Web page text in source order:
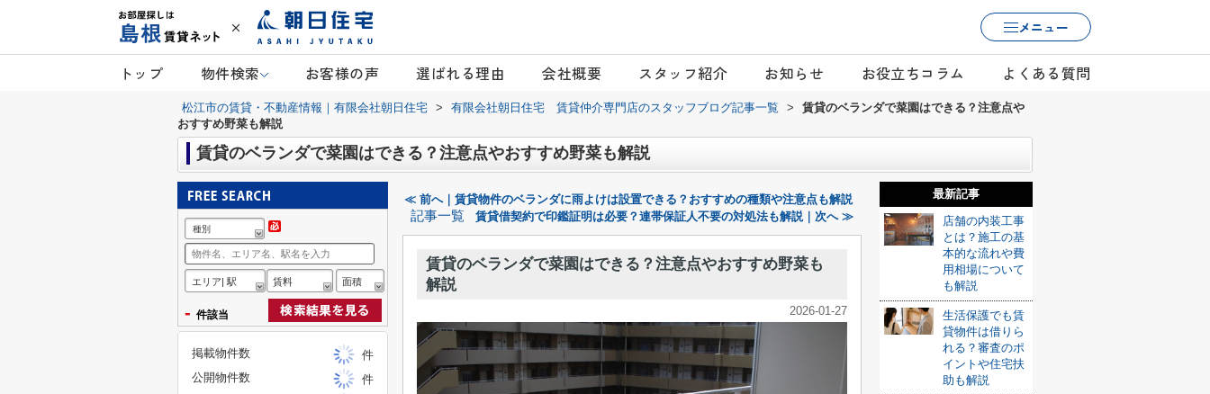
メニュー
トップ 物件検索 お客様の声 選ばれる理由 会社概要 スタッフ紹介 お知らせ お役立ちコラム よくある質問
松江市の賃貸・不動産情報｜有限会社朝日住宅 > 有限会社朝日住宅 賃貸仲介専門店のスタッフブログ記事一覧 >
賃貸のベランダで菜園はできる？注意点や
おすすめ野菜も解説
賃貸のベランダで菜園はできる？注意点やおすすめ野菜も解説
≪ 前へ｜賃貸物件のベランダに雨よけは設置できる？おすすめの種類や注意点も解説
記事一覧 賃貸借契約で印鑑証明は必要？連帯保証人不要の対処法も解説｜次へ ≫
賃貸のベランダで菜園はできる？注意点やおすすめ野菜も
解説
2026-01-27
最新記事
店舗の内装工事
とは？施工の基
本的な流れや費
用相場について
も解説
生活保護でも賃
貸物件は借りら
れる？審査のポ
イントや住宅扶
助も解説
種別
エリア| 駅 賃料 面積
- 件該当
掲載物件数
件
公開物件数
件